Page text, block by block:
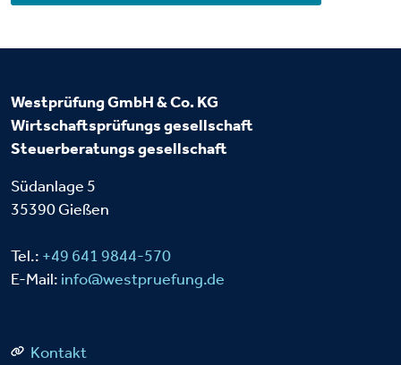
Westprüfung GmbH & Co. KG
Wirtschaftsprüfungsgesellschaft
Steuerberatungsgesellschaft
Südanlage 5
35390 Gießen
Tel.: +49 641 9844-570
E-Mail: info@westpruefung.de
Kontakt